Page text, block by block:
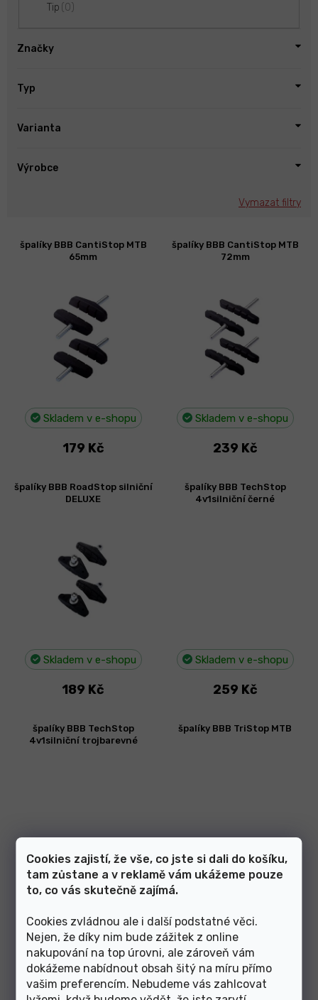
Cookies zajistí, že vše, co jste si dali do košíku,
tam zůstane a v reklamě vám ukážeme pouze
to, co vás skutečně zajímá.
Cookies zvládnou ale i další podstatné věci.
Nejen, že díky nim bude zážitek z online
nakupování na top úrovni, ale zároveň vám
dokážeme nabídnout obsah šitý na míru přímo
vašim preferencím. Nebudeme vás zahlcovat
Tip 0
Značky
Typ
Varianta
Výrobce
Vymazat filtry
špalíky BBB CantiStop MTB
65mm
Skladem v e-shopu
179 Kč
špalíky BBB CantiStop MTB
72mm
Skladem v e-shopu
239 Kč
špalíky BBB RoadStop silniční
DELUXE
Skladem v e-shopu
189 Kč
špalíky BBB TechStop
4v1silniční černé
Skladem v e-shopu
259 Kč
špalíky BBB TechStop
4v1silniční trojbarevné
299 Kč
špalíky BBB TriStop MTB
269 Kč
špalíky BBB TriStop MTB 3-
barevné
špalíky BBB TriStop MTB
cartridge 3-barevné